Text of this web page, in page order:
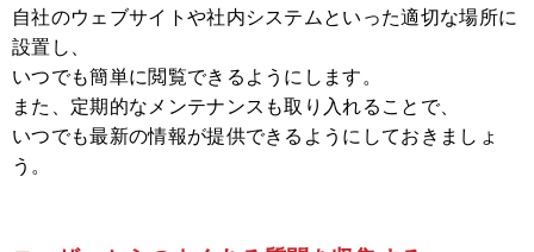
自社のウェブサイトや社内システムといった適切な場所に
設置し、
いつでも簡単に閲覧できるようにします。
また、定期的なメンテナンスも取り入れることで、
いつでも最新の情報が提供できるようにしておきましょ
う。